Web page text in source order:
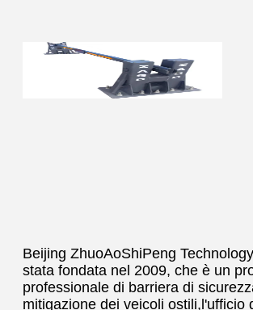
Beijing ZhuoAoShiPeng
stata fondata nel 2009, che è un
professionale di barriera di
mitigazione dei veicoli ostili,l'ufficio